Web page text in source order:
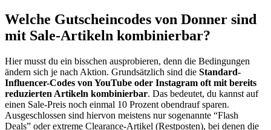
Welche Gutscheincodes von Donner sind
mit Sale-Artikeln kombinierbar?
Hier musst du ein bisschen ausprobieren, denn die Bedingungen
ändern sich je nach Aktion. Grundsätzlich sind die Standard-
Influencer-Codes von YouTube oder Instagram oft mit bereits
reduzierten Artikeln kombinierbar. Das bedeutet, du kannst auf
einen Sale-Preis noch einmal 10 Prozent obendrauf sparen.
Ausgeschlossen sind hiervon meistens nur sogenannte “Flash
Deals” oder extreme Clearance-Artikel (Restposten), bei denen die